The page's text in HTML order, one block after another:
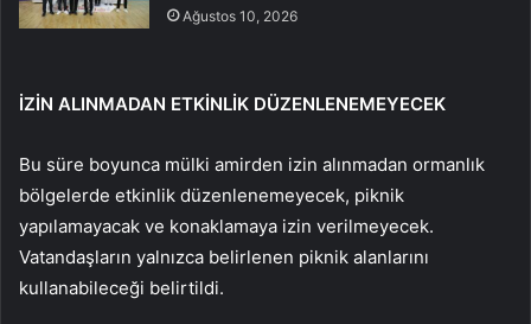
Ağustos 10, 2026
İZİN ALINMADAN ETKİNLİK DÜZENLENEMEYECEK
Bu süre boyunca mülki amirden izin alınmadan ormanlık
bölgelerde etkinlik düzenlenemeyecek, piknik
yapılamayacak ve konaklamaya izin verilmeyecek.
Vatandaşların yalnızca belirlenen piknik alanlarını
kullanabileceği belirtildi.